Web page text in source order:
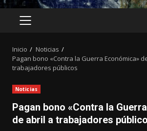
MENÚ
Inicio
Noticias
Pagan bono «Contra la Guerra Económica»
trabajadores públicos
Noticias
Pagan bono «Contra la
de abril a trabajadores